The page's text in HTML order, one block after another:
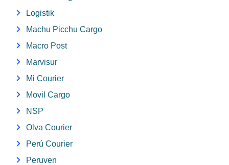
Logistik
Machu Picchu Cargo
Macro Post
Marvisur
Mi Courier
Movil Cargo
NSP
Olva Courier
Perú Courier
Peruven